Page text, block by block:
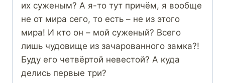
их суженым? А я-то тут причём, я вообще
не от мира сего, то есть – не из этого
мира! И кто он – мой суженый? Всего
лишь чудовище из зачарованного замка?!
Буду его четвёртой невестой? А куда
делись первые три?